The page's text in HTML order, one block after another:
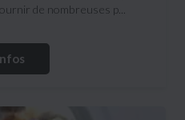
de nombreuses p...